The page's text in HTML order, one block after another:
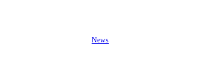
News